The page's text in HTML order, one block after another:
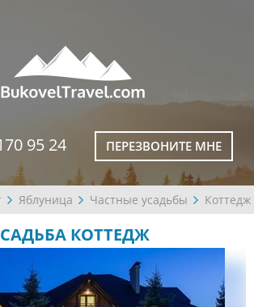
95 24 ПЕРЕЗВОНИТЕ МНЕ
Яблуница Частные усадьбы Коттедж
КОТТЕДЖ